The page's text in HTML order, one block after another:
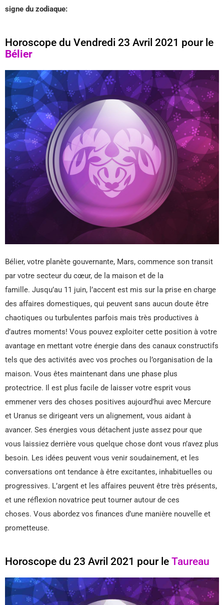
signe du zodiaque:
Horoscope du Vendredi 23 Avril 2021 pour le
Bélier
Bélier, votre planète gouvernante, Mars, commence son transit
par votre secteur du cœur, de la maison et de la
famille. Jusqu’au 11 juin, l’accent est mis sur la prise en charge
des affaires domestiques, qui peuvent sans aucun doute être
chaotiques ou turbulentes parfois mais très productives à
d’autres moments! Vous pouvez exploiter cette position à votre
avantage en mettant votre énergie dans des canaux constructifs
tels que des activités avec vos proches ou l’organisation de la
maison. Vous êtes maintenant dans une phase plus
protectrice. Il est plus facile de laisser votre esprit vous
emmener vers des choses positives aujourd’hui avec Mercure
et Uranus se dirigeant vers un alignement, vous aidant à
avancer. Ses énergies vous détachent juste assez pour que
vous laissiez derrière vous quelque chose dont vous n’avez plus
besoin. Les idées peuvent vous venir soudainement, et les
conversations ont tendance à être excitantes, inhabituelles ou
progressives. L’argent et les affaires peuvent être très présents,
et une réflexion novatrice peut tourner autour de ces
choses. Vous abordez vos finances d’une manière nouvelle et
prometteuse.
Horoscope du 23 Avril 2021 pour le Taureau